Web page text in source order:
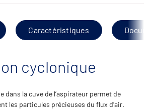
Caractéristiques
cyclonique
dans la cuve de l’aspirateur permet de
les particules précieuses du flux d’air.